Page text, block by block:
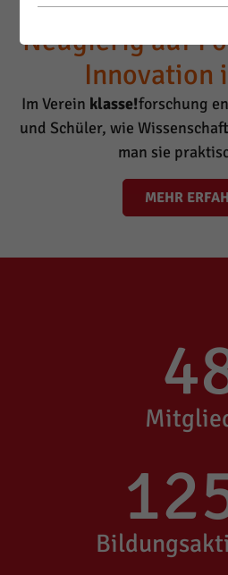
Neugierig auf
Innovation
Im Verein klasse!forschung
und Schüler, wie
man sie
MEHR